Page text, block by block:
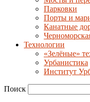
Парковки
Порты и
Канатные
Технологии
«Зелёные»
Урбанистика
Институт
Поиск